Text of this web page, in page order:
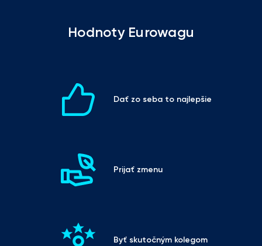
Hodnoty Eurowagu
Dať zo seba to najlepšie
Prijať zmenu
Byť skutočným kolegom